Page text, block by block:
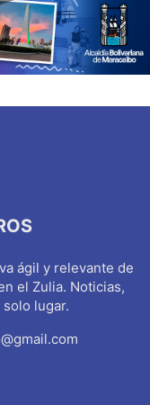
ágil y relevante de
el Zulia. Noticias,
lugar.